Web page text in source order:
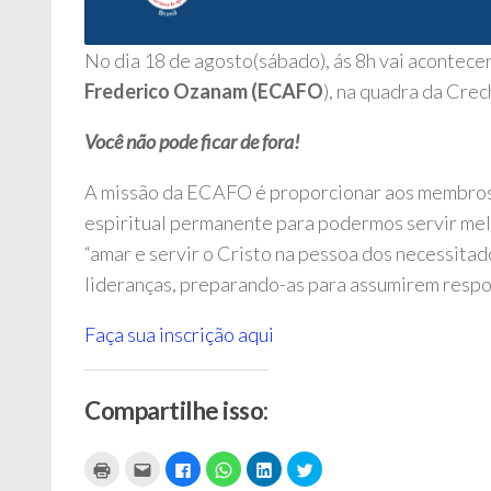
No dia 18 de agosto(sábado), ás 8h vai
Frederico Ozanam (ECAFO), na quadra da
Você não pode ficar de fora!
A missão da ECAFO é proporcionar aos
espiritual permanente para podermos servir
“amar e servir o Cristo na pessoa dos
lideranças, preparando-as para assumirem
Faça sua inscrição aqui
Compartilhe isso:
Clique
para
Clique
para
Clique
para
Clique
para
Clique
para
Clique
para